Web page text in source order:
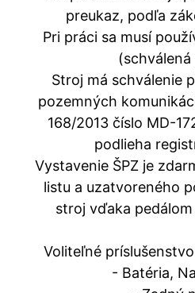
preukaz, podľa
Pri práci sa musí
(schválená
Stroj má schválenie
pozemných
168/2013 číslo MD-
podlieha
Vystavenie ŠPZ je
listu a uzatvoreného
stroj vďaka pedálom
Voliteľné
- Batéria,